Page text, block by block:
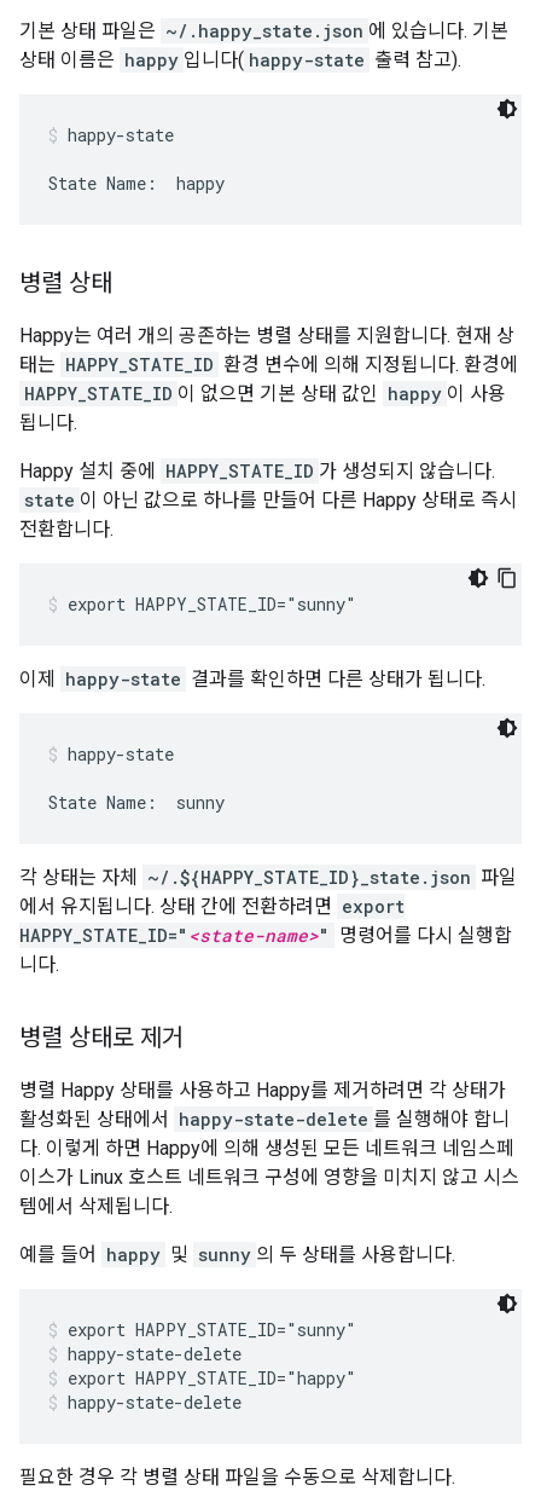
기본 상태 파일은 ~/.happy_state.json 에 있습니다. 기본
상태 이름은 happy 입니다( happy-state 출력 참고).
happy-state
State Name:  happy
병렬 상태
Happy는 여러 개의 공존하는 병렬 상태를 지원합니다. 현재 상
태는 HAPPY_STATE_ID 환경 변수에 의해 지정됩니다. 환경에
HAPPY_STATE_ID 이 없으면 기본 상태 값인 happy 이 사용
됩니다.
Happy 설치 중에 HAPPY_STATE_ID 가 생성되지 않습니다.
state 이 아닌 값으로 하나를 만들어 다른 Happy 상태로 즉시
전환합니다.
export HAPPY_STATE_ID="sunny"
이제 happy-state 결과를 확인하면 다른 상태가 됩니다.
happy-state
State Name:  sunny
각 상태는 자체 ~/.${HAPPY_STATE_ID}_state.json 파일
에서 유지됩니다. 상태 간에 전환하려면 export
HAPPY_STATE_ID=" <state-name>"
명령어를 다시 실행합
니다.
병렬 상태로 제거
병렬 Happy 상태를 사용하고 Happy를 제거하려면 각 상태가
활성화된 상태에서
happy-state-delete 를 실행해야 합니
다. 이렇게 하면 Happy에 의해 생성된 모든 네트워크 네임스페
이스가 Linux 호스트 네트워크 구성에 영향을 미치지 않고 시스
템에서 삭제됩니다.
예를 들어 happy 및 sunny 의 두 상태를 사용합니다.
export HAPPY_STATE_ID="sunny"
happy-state-delete
export HAPPY_STATE_ID="happy"
happy-state-delete
필요한 경우 각 병렬 상태 파일을 수동으로 삭제합니다.